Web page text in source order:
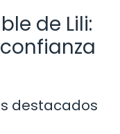
de Lili:
destacados